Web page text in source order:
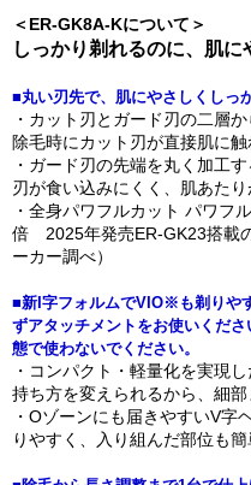
＜ER-GK8A-Kについて＞
しっかり剃れるのに、肌に
■丸い刃先で、肌にやさしくしっ
・カット刃とガード刃の二層
除毛時にカット刃が直接肌に触
・ガード刃の先端を丸く加工
刃が食い込みにくく、肌あたり
・全身パワフルカット パワ
倍 2025年発売ER-GK23搭載
ーカー調べ）
■新I字フォルムでVIO※も剃りや
ずアタッチメントをお使いくだ
態で使わないでください。
・コンパクト・軽量化を実現
持ち方を変えられるから、細
・Oゾーンにも届きやすいV字
りやすく、入り組んだ部位も簡